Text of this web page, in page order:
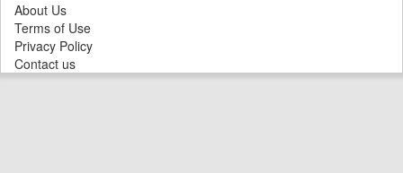
About Us
Terms of Use
Privacy Policy
Contact us